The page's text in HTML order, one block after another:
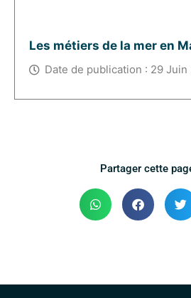
Les métiers de la mer en
Date de publication : 29 Juin
Partager cette